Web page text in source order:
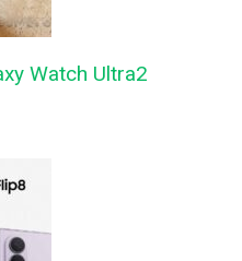
Watch Ultra2